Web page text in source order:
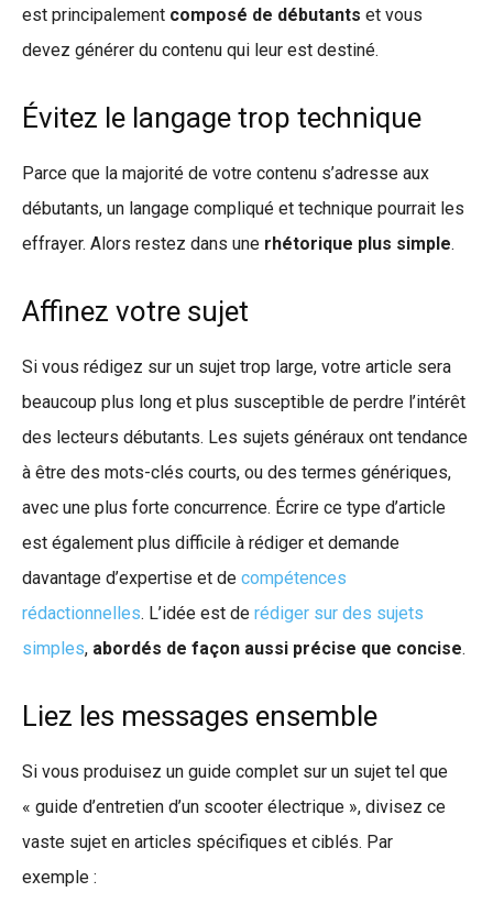
est principalement composé de débutants et vous
devez générer du contenu qui leur est destiné.
Évitez le langage trop technique
Parce que la majorité de votre contenu s’adresse aux
débutants, un langage compliqué et technique pourrait les
effrayer. Alors restez dans une rhétorique plus simple.
Affinez votre sujet
Si vous rédigez sur un sujet trop large, votre article sera
beaucoup plus long et plus susceptible de perdre l’intérêt
des lecteurs débutants. Les sujets généraux ont tendance
à être des mots-clés courts, ou des termes génériques,
avec une plus forte concurrence. Écrire ce type d’article
est également plus difficile à rédiger et demande
davantage d’expertise et de compétences
rédactionnelles. L’idée est de rédiger sur des sujets
simples, abordés de façon aussi précise que concise.
Liez les messages ensemble
Si vous produisez un guide complet sur un sujet tel que
« guide d’entretien d’un scooter électrique », divisez ce
vaste sujet en articles spécifiques et ciblés. Par
exemple :